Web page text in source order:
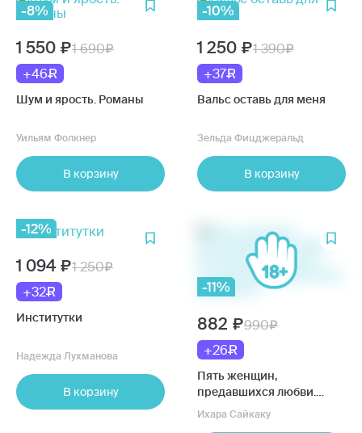
-8%
1 550
1 690
+46
Шум и ярость. Романы
Уильям Фолкнер
В корзину
-10%
1 250
1 390
+37
Вальс оставь для меня
Зельда Фицджеральд
В корзину
-12%
1 094
1 250
+32
Институтки
Надежда Лухманова
В корзину
-11%
882
990
+26
Пять женщин,
предавшихся любви.
История любовных
Ихара Сайкаку